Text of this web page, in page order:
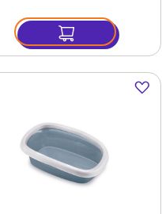
Dodaj
do